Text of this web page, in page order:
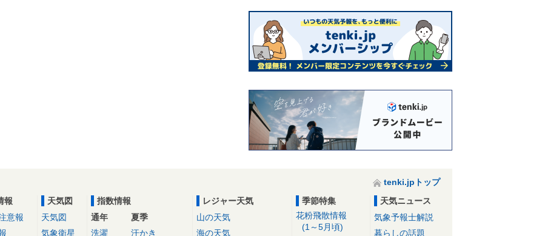
tenki.jpトップ
報
意報
天気図
天気図
気象衛星
指数情報
通年
洗濯
夏季
汗かき
レジャー天気
山の天気
海の天気
季節特集
花粉飛散情報
(1～5月頃)
天気ニュース
気象予報士解説
暮らしの話題